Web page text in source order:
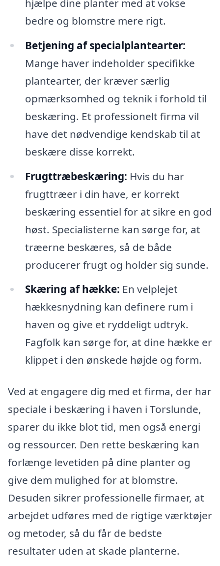
hjælpe dine planter med at vokse
bedre og blomstre mere rigt.
Betjening af specialplantearter:
Mange haver indeholder specifikke
plantearter, der kræver særlig
opmærksomhed og teknik i forhold til
beskæring. Et professionelt firma vil
have det nødvendige kendskab til at
beskære disse korrekt.
Frugttræbeskæring: Hvis du har
frugttræer i din have, er korrekt
beskæring essentiel for at sikre en god
høst. Specialisterne kan sørge for, at
træerne beskæres, så de både
producerer frugt og holder sig sunde.
Skæring af hække: En velplejet
hækkesnydning kan definere rum i
haven og give et ryddeligt udtryk.
Fagfolk kan sørge for, at dine hække er
klippet i den ønskede højde og form.
Ved at engagere dig med et firma, der har
speciale i beskæring i haven i Torslunde,
sparer du ikke blot tid, men også energi
og ressourcer. Den rette beskæring kan
forlænge levetiden på dine planter og
give dem mulighed for at blomstre.
Desuden sikrer professionelle firmaer, at
arbejdet udføres med de rigtige værktøjer
og metoder, så du får de bedste
resultater uden at skade planterne.